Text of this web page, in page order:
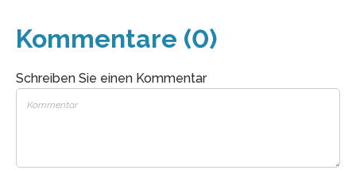
Kommentare (0)
Schreiben Sie einen Kommentar